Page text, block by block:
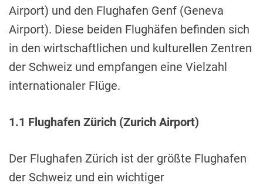
Airport) und den Flughafen Genf (Geneva
Airport). Diese beiden Flughäfen befinden sich
in den wirtschaftlichen und kulturellen Zentren
der Schweiz und empfangen eine Vielzahl
internationaler Flüge.
1.1 Flughafen Zürich (Zurich Airport)
Der Flughafen Zürich ist der größte Flughafen
der Schweiz und ein wichtiger